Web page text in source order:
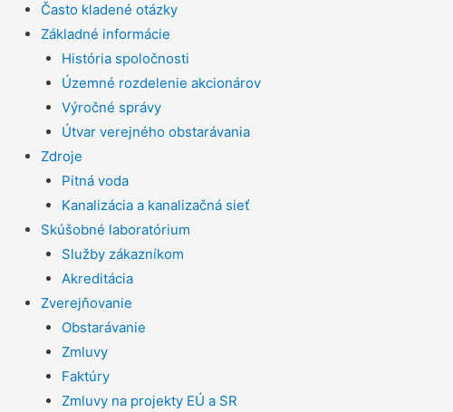
Často kladené otázky
Základné informácie
História spoločnosti
Územné rozdelenie akcionárov
Výročné správy
Útvar verejného obstarávania
Zdroje
Pitná voda
Kanalizácia a kanalizačná sieť
Skúšobné laboratórium
Služby zákazníkom
Akreditácia
Zverejňovanie
Obstarávanie
Zmluvy
Faktúry
Zmluvy na projekty EÚ a SR